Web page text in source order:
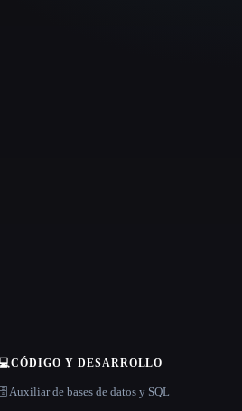
💻CÓDIGO Y DESARROLLO
🗄️ Auxiliar de bases de datos y SQL